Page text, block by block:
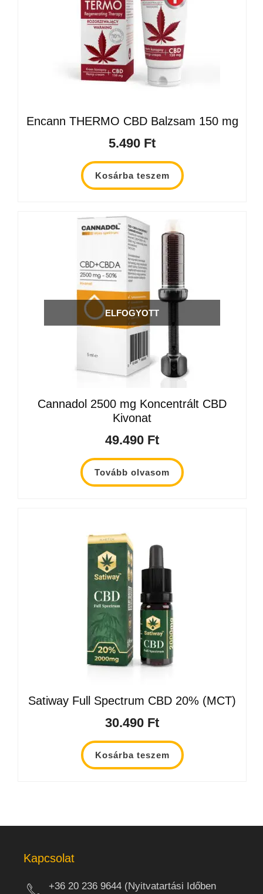
Encann THERMO CBD Balzsam 150 mg
5.490 Ft
Kosárba teszem
ELFOGYOTT
Cannadol 2500 mg Koncentrált CBD
Kivonat
49.490 Ft
Tovább olvasom
Satiway Full Spectrum CBD 20% (MCT)
30.490 Ft
Kosárba teszem
Kapcsolat
+36 20 236 9644 (Nyitvatartási Időben